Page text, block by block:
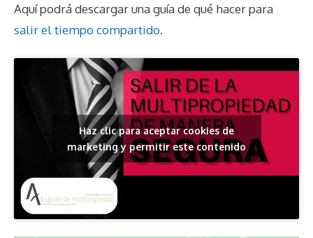
Aquí podrá descargar una guía de qué hacer para
salir el tiempo compartido.
Haz clic para aceptar cookies de
marketing y permitir este contenido